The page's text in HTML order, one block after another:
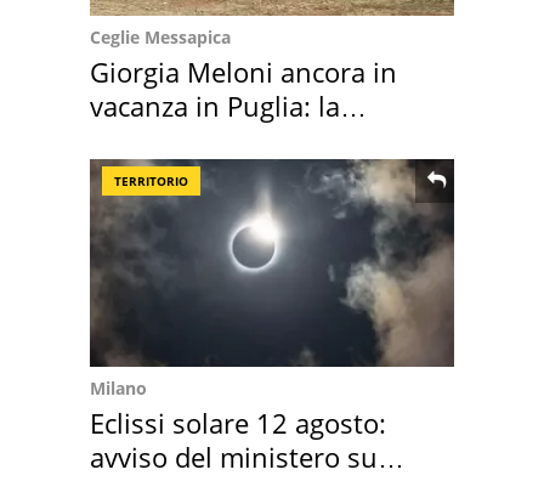
Ceglie Messapica
Giorgia Meloni ancora in
vacanza in Puglia: la
TERRITORIO
Milano
Eclissi solare 12 agosto:
avviso del ministero su